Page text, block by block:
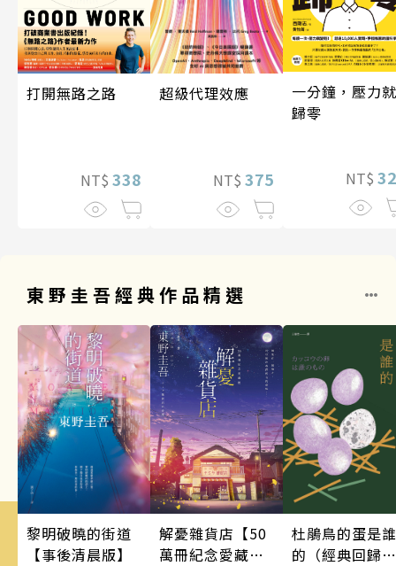
打開無路之路
NT$ 338
超級代理效應
NT$ 375
一分鐘，壓力就
歸零
NT$
東野圭吾經典作品精選
黎明破曉的街道
【事後清晨版】
解憂雜貨店【50
萬冊紀念愛藏
杜鵑鳥的蛋是誰
的（經典回歸